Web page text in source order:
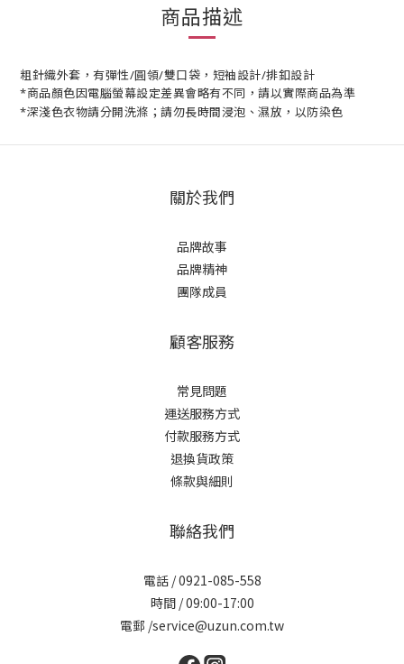
商品描述
粗針織外套，有彈性/圓領/雙口袋，短袖設計/排釦設計
*商品顏色因電腦螢幕設定差異會略有不同，請以實際商品為準
*深淺色衣物請分開洗滌；請勿長時間浸泡、濕放，以防染色
關於我們
品牌故事
品牌精神
團隊成員
顧客服務
常見問題
運送服務方式
付款服務方式
退換貨政策
條款與細則
聯絡我們
電話 / 0921-085-558
時間 / 09:00-17:00
電郵 /service@uzun.com.tw